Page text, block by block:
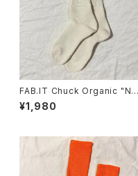
FAB.IT Chuck Organic "NA
TURAL"
¥1,980